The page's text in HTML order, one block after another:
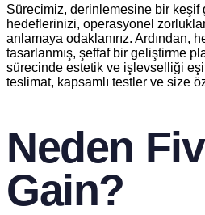
Sürecimiz, derinlemesine bir keşif
hedeflerinizi, operasyonel
anlamaya odaklanırız. Ardından,
tasarlanmış, şeffaf bir geliştirme
sürecinde estetik ve işlevselliği
teslimat, kapsamlı testler ve size
Neden
Gain?